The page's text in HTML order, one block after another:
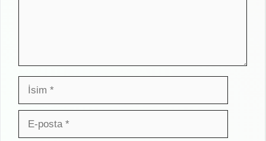
İsim
posta